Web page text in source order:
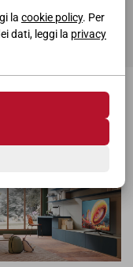
la cookie policy. Per
dati, leggi la privacy